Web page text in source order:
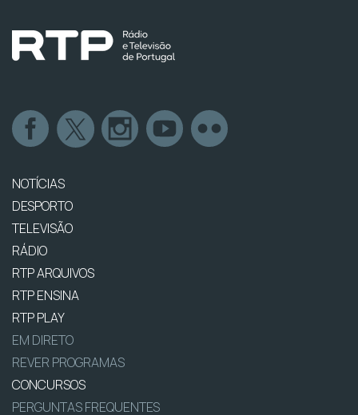
NOTÍCIAS
DESPORTO
TELEVISÃO
RÁDIO
RTP ARQUIVOS
RTP ENSINA
RTP PLAY
EM DIRETO
REVER PROGRAMAS
CONCURSOS
PERGUNTAS FREQUENTES